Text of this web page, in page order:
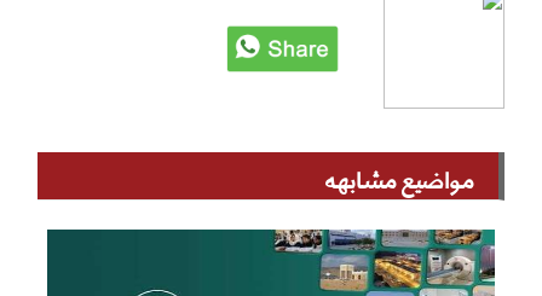
مواضيع مشابهه